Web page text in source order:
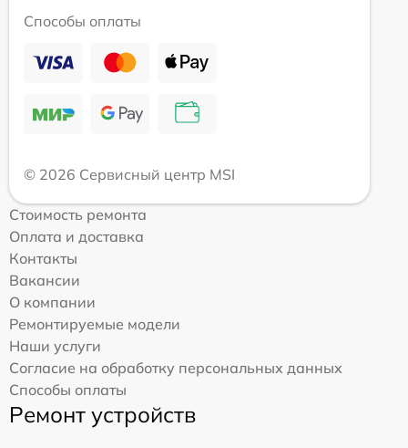
Способы оплаты
© 2026 Сервисный центр MSI
Стоимость ремонта
Оплата и доставка
Контакты
Вакансии
О компании
Ремонтируемые модели
Наши услуги
Согласие на обработку персональных данных
Способы оплаты
Ремонт устройств